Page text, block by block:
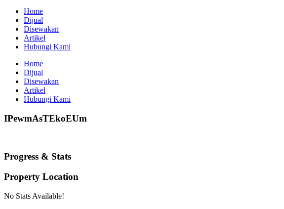
Home
Dijual
Disewakan
Artikel
Hubungi Kami
Home
Dijual
Disewakan
Artikel
Hubungi Kami
IPewmAsTEkoEUm
Progress & Stats
Property Location
No Stats Available!